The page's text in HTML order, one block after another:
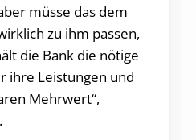
müsse das dem
zu ihm passen,
die Bank die nötige
ihre Leistungen und
Mehrwert“,